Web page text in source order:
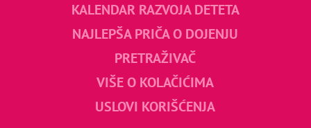
KALENDAR RAZVOJA DETETA
NAJLEPŠA PRIČA O DOJENJU
PRETRAŽIVAČ
VIŠE O KOLAČIĆIMA
USLOVI KORIŠĆENJA